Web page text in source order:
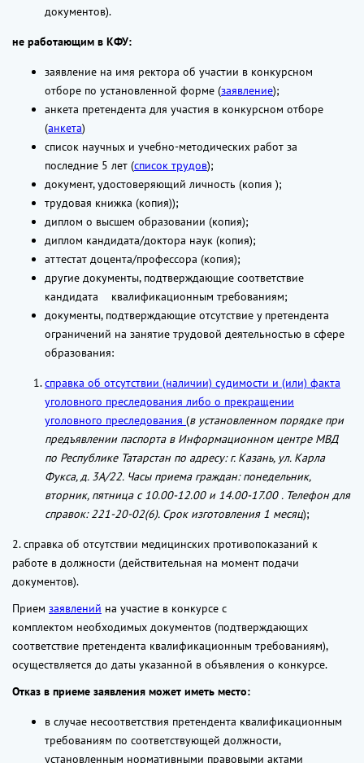
документов).
не работающим в КФУ:
заявление на имя ректора об участии в конкурсном
отборе по установленной форме (заявление);
анкета претендента для участия в конкурсном отборе
(анкета)
список научных и учебно-методических работ за
последние 5 лет (список трудов);
документ, удостоверяющий личность (копия );
трудовая книжка (копия));
диплом о высшем образовании (копия);
диплом кандидата/доктора наук (копия);
аттестат доцента/профессора (копия);
другие документы, подтверждающие соответствие
кандидата квалификационным требованиям;
документы, подтверждающие отсутствие у претендента
ограничений на занятие трудовой деятельностью в сфере
образования:
справка об отсутствии (наличии) судимости и (или) факта
уголовного преследования либо о прекращении
уголовного преследования (в установленном порядке при
предъявлении паспорта в Информационном центре МВД
по Республике Татарстан по адресу: г. Казань, ул. Карла
Фукса, д. 3А/22. Часы приема граждан: понедельник,
вторник, пятница с 10.00-12.00 и 14.00-17.00 . Телефон для
справок: 221-20-02(6). Срок изготовления 1 месяц);
2. справка об отсутствии медицинских противопоказаний к
работе в должности (действительная на момент подачи
документов).
Прием заявлений на участие в конкурсе с
комплектом необходимых документов (подтверждающих
соответствие претендента квалификационным требованиям),
осуществляется до даты указанной в объявления о конкурсе.
Отказ в приеме заявления может иметь место:
в случае несоответствия претендента квалификационным
требованиям по соответствующей должности,
установленным нормативными правовыми актами